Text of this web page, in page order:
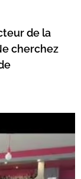
de la
cherchez